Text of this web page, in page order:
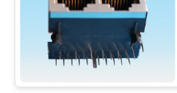
de SIM